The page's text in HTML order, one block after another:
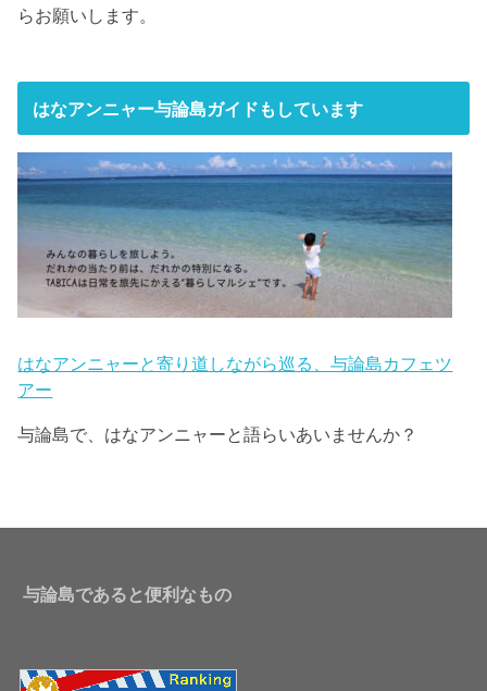
らお願いします。
はなアンニャー与論島ガイドもしています
はなアンニャーと寄り道しながら巡る、与論島カフェツ
アー
与論島で、はなアンニャーと語らいあいませんか？
与論島であると便利なもの